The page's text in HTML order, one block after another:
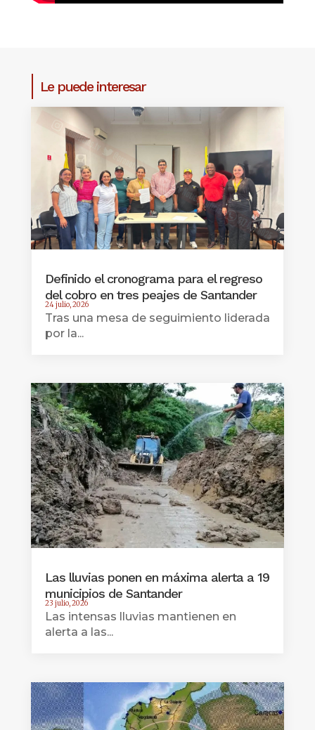
Le puede interesar
Definido el cronograma para el regreso
del cobro en tres peajes de Santander
24 julio, 2026
Tras una mesa de seguimiento liderada
por la...
Las lluvias ponen en máxima alerta a 19
municipios de Santander
23 julio, 2026
Las intensas lluvias mantienen en
alerta a las...